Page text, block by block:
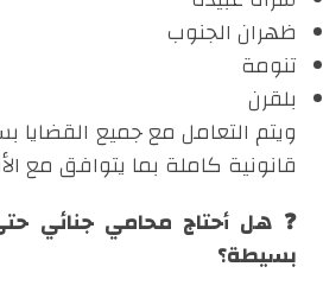
ظهران الجنوب
تنومة
بلقرن
ويتم التعامل مع جميع القضايا
قانونية كاملة بما يتوافق مع
❓ هل أحتاج محامي جنائي
بسيطة؟